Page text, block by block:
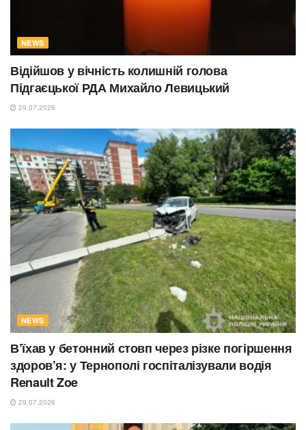
NEWS
Відійшов у вічність колишній голова
Підгаєцької РДА Михайло Левицький
29.07.2026
NEWS
В’їхав у бетонний стовп через різке погіршення
здоров’я: у Тернополі госпіталізували водія
Renault Zoe
29.07.2026